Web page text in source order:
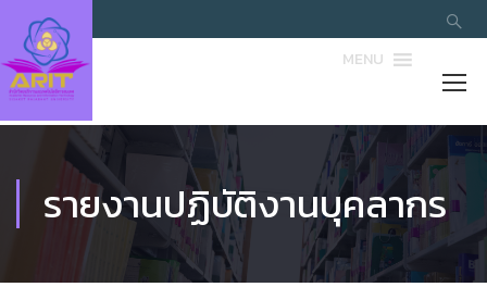
MENU
รายงานปฏิบัติงานบุคลากร